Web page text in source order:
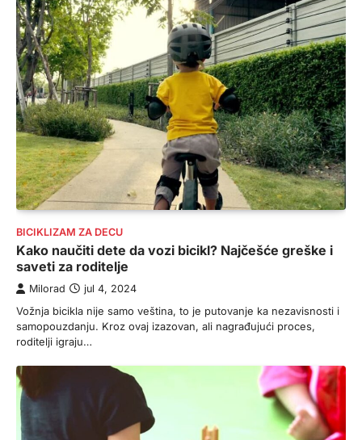
BICIKLIZAM ZA DECU
Kako naučiti dete da vozi bicikl? Najčešće greške i
saveti za roditelje
Milorad jul 4, 2024
Vožnja bicikla nije samo veština, to je putovanje ka nezavisnosti i
samopouzdanju. Kroz ovaj izazovan, ali nagrađujući proces,
roditelji igraju…